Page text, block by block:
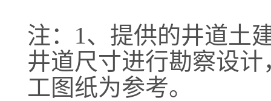
注： 1、提供的井道土
井道尺寸进行勘察设
工图纸为参考。